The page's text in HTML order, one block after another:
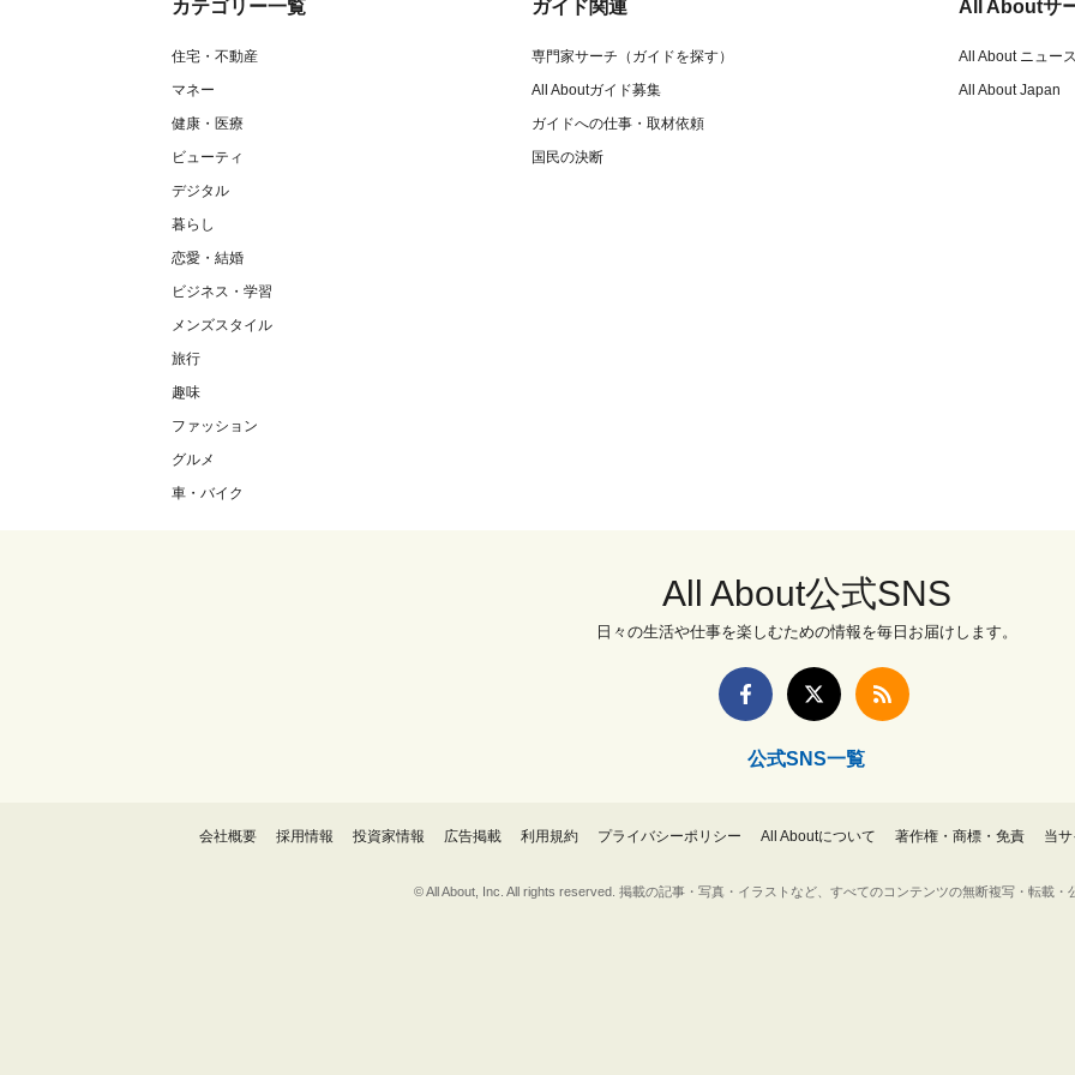
カテゴリー一覧
住宅・不動産
マネー
健康・医療
ビューティ
デジタル
暮らし
恋愛・結婚
ビジネス・学習
メンズスタイル
旅行
趣味
ファッション
グルメ
車・バイク
ガイド関連
専門家サーチ（ガイドを探す）
All Aboutガイド募集
ガイドへの仕事・取材依頼
国民の決断
All Aboutサ
All About ニュース
All About Japan
All About公式SNS
日々の生活や仕事を楽しむための情報を毎日お届けします。
公式SNS一覧
会社概要 採用情報 投資家情報 広告掲載 利用規約 プライバシーポリシー All Aboutについて 著作権・商標・免責 当
© All About, Inc. All rights reserved. 掲載の記事・写真・イラストなど、すべてのコンテンツの無断複写・転載・